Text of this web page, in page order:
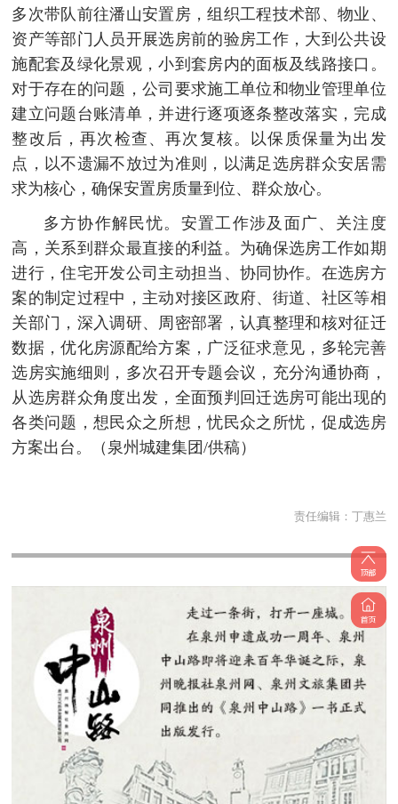
多次带队前往潘山安置房，组织工程技术部、物业、
资产等部门人员开展选房前的验房工作，大到公共设
施配套及绿化景观，小到套房内的面板及线路接口。
对于存在的问题，公司要求施工单位和物业管理单位
建立问题台账清单，并进行逐项逐条整改落实，完成
整改后，再次检查、再次复核。以保质保量为出发
点，以不遗漏不放过为准则，以满足选房群众安居需
求为核心，确保安置房质量到位、群众放心。
多方协作解民忧。安置工作涉及面广、关注度
高，关系到群众最直接的利益。为确保选房工作如期
进行，住宅开发公司主动担当、协同协作。在选房方
案的制定过程中，主动对接区政府、街道、社区等相
关部门，深入调研、周密部署，认真整理和核对征迁
数据，优化房源配给方案，广泛征求意见，多轮完善
选房实施细则，多次召开专题会议，充分沟通协商，
从选房群众角度出发，全面预判回迁选房可能出现的
各类问题，想民众之所想，忧民众之所忧，促成选房
方案出台。（泉州城建集团/供稿）
责任编辑： 丁惠兰